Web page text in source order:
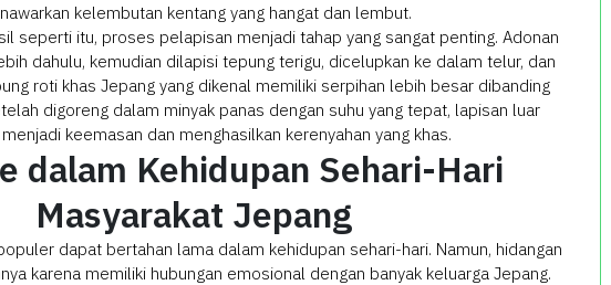
kelembutan kentang yang hangat dan lembut.
seperti itu, proses pelapisan menjadi tahap yang sangat penting. Adonan
dahulu, kemudian dilapisi tepung terigu, dicelupkan ke dalam telur, dan
roti khas Jepang yang dikenal memiliki serpihan lebih besar dibanding
digoreng dalam minyak panas dengan suhu yang tepat, lapisan luar
keemasan dan menghasilkan kerenyahan yang khas.
dalam Kehidupan Sehari-Hari
Masyarakat Jepang
dapat bertahan lama dalam kehidupan sehari-hari. Namun, hidangan
karena memiliki hubungan emosional dengan banyak keluarga Jepang.